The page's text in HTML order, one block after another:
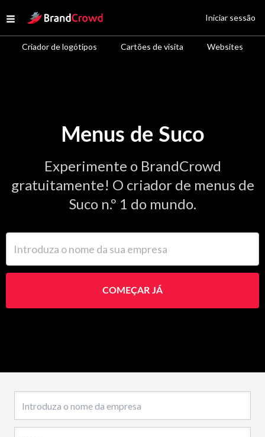
Open menu
Site Logo
Criador de logótipos Cartões de visita Websites
Iniciar sessão
Menus de Suco
Experimente o BrandCrowd
gratuitamente! O criador de menus de
Suco n.º 1 do mundo.
COMEÇAR JÁ